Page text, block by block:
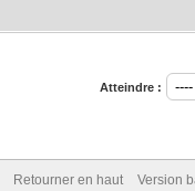
Atteindre :
Retourner en haut Version